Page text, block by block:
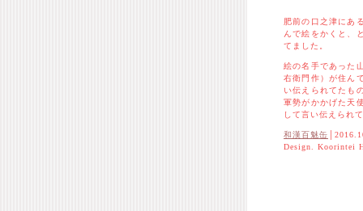
肥前の口之津にあ
んで絵をかくと、
てました。
絵の名手であった
右衛門作）が住ん
い伝えられてたも
軍勢がかかげた天
して言い伝えられ
和漢百魅缶
Design. Koorintei